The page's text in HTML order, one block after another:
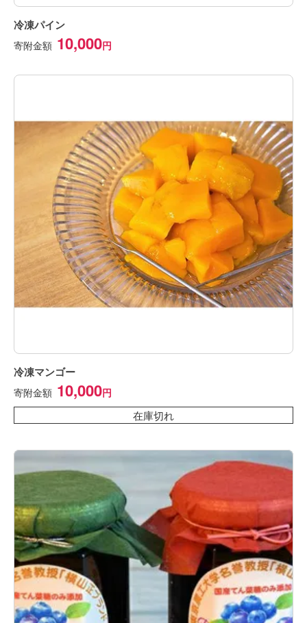
冷凍パイン
寄附金額 10,000
冷凍マンゴー
寄附金額 10,000
在庫切れ